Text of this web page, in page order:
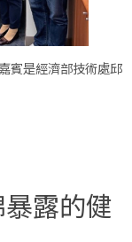
賓是經濟部技術處邱
露的健